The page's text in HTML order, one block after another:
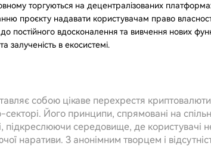
торгуються на децентралізованих
проєкту надавати користувачам право
постійного вдосконалення та вивчення нових
залученість в екосистемі.
собою цікаве перехрестя
Його принципи, спрямовані на
підкреслюючи середовище, де користувачі
наративи. З анонімним творцем і